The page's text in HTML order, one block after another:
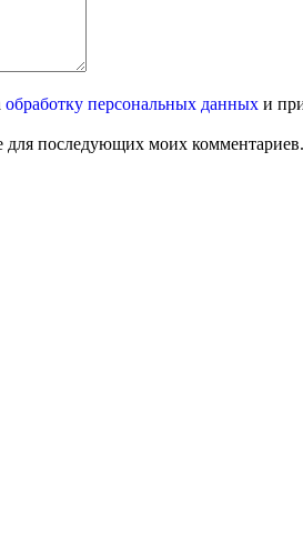
обработку персональных данных и
для последующих моих комментариев.